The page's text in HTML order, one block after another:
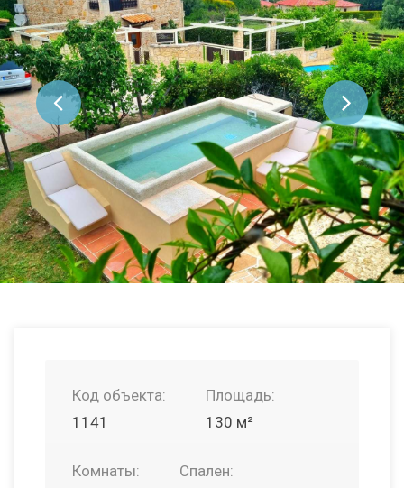
Код объекта:
1141
Площадь:
130 м²
Комнаты:
Спален: